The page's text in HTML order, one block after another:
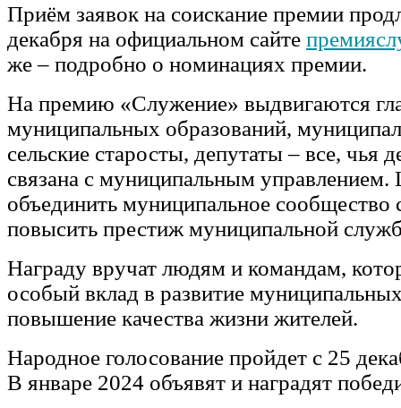
Приём заявок на соискание премии
декабря на официальном сайте
же – подробно о номинациях премии.
На премию «Служение» выдвигаются
муниципальных образований,
сельские старосты, депутаты – все, чья
связана с муниципальным управлением.
объединить муниципальное сообщество
повысить престиж муниципальной
Награду вручат людям и командам,
особый вклад в развитие
повышение качества жизни жителей.
Народное голосование пройдет с 25
В январе 2024 объявят и наградят